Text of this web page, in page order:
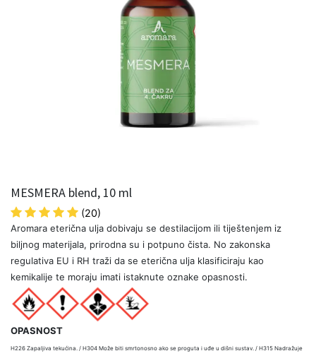
MESMERA blend, 10 ml
(20)
Aromara eterična ulja dobivaju se destilacijom ili tiještenjem iz
biljnog materijala, prirodna su i potpuno čista. No zakonska
regulativa EU i RH traži da se eterična ulja klasificiraju kao
kemikalije te moraju imati istaknute oznake opasnosti.
OPASNOST
H226 Zapaljiva tekućina. / H304 Može biti smrtonosno ako se proguta i uđe u dišni sustav. / H315 Nadražuje